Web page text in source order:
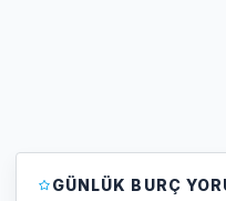
GÜNLÜK BURÇ